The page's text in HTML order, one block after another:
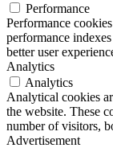
Performance
Performance
performance
better user
Analytics
Analytics
Analytical cookies
the website. These
number of visitors,
Advertisement